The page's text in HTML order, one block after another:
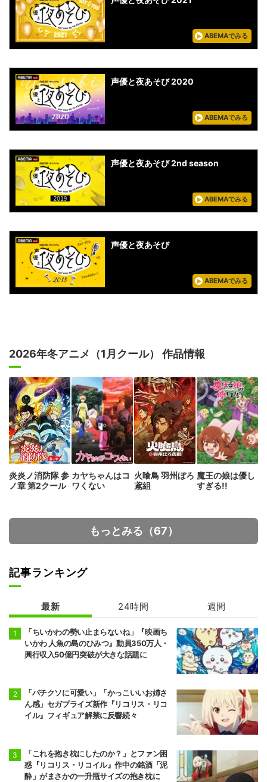
ABEMAでみる
声優と夜あそび 2020
ABEMAでみる
声優と夜あそび 2nd season
ABEMAでみる
声優と夜あそび
ABEMAでみる
2026年冬アニメ（1月クール） 作品情報
炎炎ノ消防隊 参
ノ章 第2クール
カヤちゃんはコ
ワくない
火喰鳥 羽州ぼろ
鳶組
魔王の娘は優し
すぎる!!
もっとみる（67）
記事ランキング
最新 24時間 週間
「ちいかわの勢い止まらないね」『映画ち
いかわ 人魚の島のひみつ』動員350万人・
興行収入50億円突破が大きな話題に
「バチクソに可愛い」「かっこいいお姉さ
ん感」セガプライズ新作『リコリス・リコ
イル』フィギュア解禁に反響続々
「これを抱き枕にしたのか？」とファン困
惑『リコリス・リコイル』作中の銘酒「泥
酔」がまさかの一升瓶サイズの抱き枕に